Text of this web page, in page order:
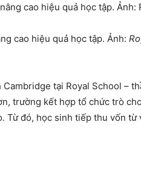
cao hiệu quả học tập. Ảnh:
tại Royal School –
trường kết hợp tổ chức trò
Từ đó, học sinh tiếp thu vốn từ